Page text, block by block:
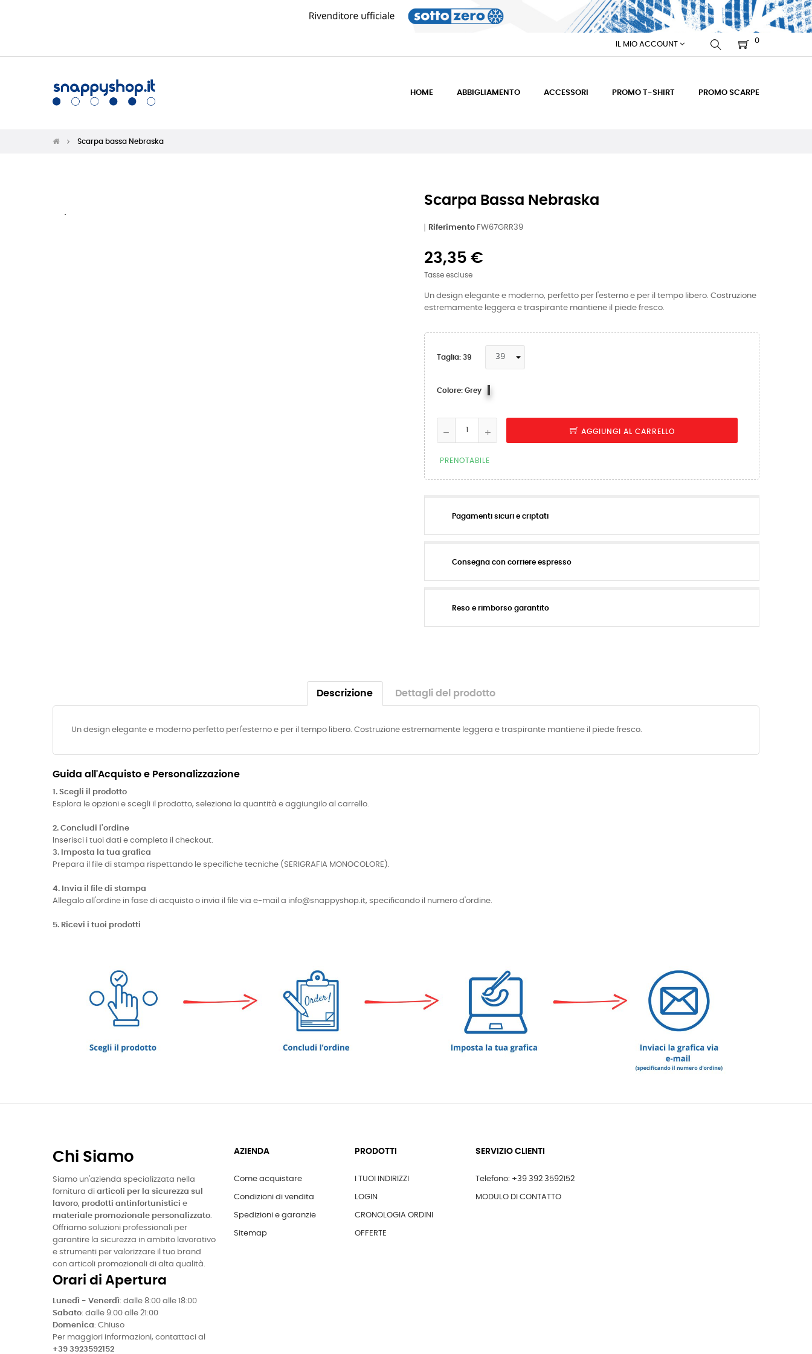
IL MIO ACCOUNT 0
HOME ABBIGLIAMENTO ACCESSORI PROMO T-SHIRT PROMO SCARPE
Scarpa bassa Nebraska
Scarpa Bassa Nebraska
Riferimento FW67GRR39
23,35 €
Tasse escluse
Un design elegante e moderno, perfetto per l'esterno e per il tempo libero. Costruzione
estremamente leggera e traspirante mantiene il piede fresco.
Taglia: 39
Colore: Grey
AGGIUNGI AL CARRELLO
PRENOTABILE
Pagamenti sicuri e criptati
Consegna con corriere espresso
Reso e rimborso garantito
Descrizione Dettagli del prodotto
Un design elegante e moderno perfetto perl'esterno e per il tempo libero. Costruzione estremamente leggera e traspirante mantiene il piede fresco.
Guida all'Acquisto e Personalizzazione
1. Scegli il prodotto
Esplora le opzioni e scegli il prodotto, seleziona la quantità e aggiungilo al carrello.
2. Concludi l'ordine
Inserisci i tuoi dati e completa il checkout.
3. Imposta la tua grafica
Prepara il file di stampa rispettando le specifiche tecniche (SERIGRAFIA MONOCOLORE).
4. Invia il file di stampa
Allegalo all'ordine in fase di acquisto o invia il file via e-mail a info@snappyshop.it, specificando il numero d'ordine.
5. Ricevi i tuoi prodotti
Chi Siamo
Siamo un'azienda specializzata nella
fornitura di articoli per la sicurezza sul
lavoro, prodotti antinfortunistici e
materiale promozionale personalizzato.
Offriamo soluzioni professionali per
garantire la sicurezza in ambito lavorativo
e strumenti per valorizzare il tuo brand
con articoli promozionali di alta qualità.
Orari di Apertura
Lunedì - Venerdì: dalle 8:00 alle 18:00
Sabato: dalle 9:00 alle 21:00
Domenica: Chiuso
Per maggiori informazioni, contattaci al
+39 3923592152
AZIENDA
Come acquistare
Condizioni di vendita
Spedizioni e garanzie
Sitemap
PRODOTTI
I TUOI INDIRIZZI
LOGIN
CRONOLOGIA ORDINI
OFFERTE
SERVIZIO CLIENTI
Telefono: +39 392 3592152
MODULO DI CONTATTO